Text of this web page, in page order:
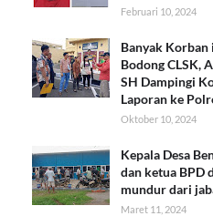
Februari 10, 2024
Banyak Korban
Bodong CLSK,
SH Dampingi
Laporan ke
Oktober 10, 2024
Kepala Desa
dan ketua BPD
mundur dari
Maret 11, 2024